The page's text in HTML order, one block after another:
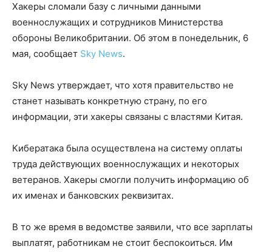
Хакеры сломали базу с личными данными
военнослужащих и сотрудников Министерства
обороны Великобритании. Об этом в понедельник, 6
мая, сообщает Sky News.
Sky News утверждает, что хотя правительство не
станет называть конкретную страну, по его
информации, эти хакеры связаны с властями Китая.
Кибератака была осуществлена на систему оплаты
труда действующих военнослужащих и некоторых
ветеранов. Хакеры смогли получить информацию об
их именах и банковских реквизитах.
В то же время в ведомстве заявили, что все зарплаты
выплатят, работникам не стоит беспокоиться. Им